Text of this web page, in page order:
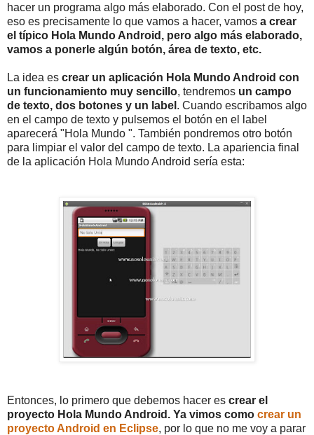
hacer un programa algo más elaborado. Con el post de hoy,
eso es precisamente lo que vamos a hacer, vamos a crear
el típico Hola Mundo Android, pero algo más elaborado,
vamos a ponerle algún botón, área de texto, etc.
La idea es crear un aplicación Hola Mundo Android con
un funcionamiento muy sencillo, tendremos un campo
de texto, dos botones y un label . Cuando escribamos algo
en el campo de texto y pulsemos el botón en el label
aparecerá "Hola Mundo ". También pondremos otro botón
para limpiar el valor del campo de texto. La apariencia final
de la aplicación Hola Mundo Android sería esta:
Entonces, lo primero que debemos hacer es crear el
proyecto Hola Mundo Android. Ya vimos como crear un
proyecto Android en Eclipse, por lo que no me voy a parar